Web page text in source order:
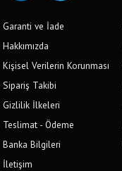
Garanti ve İade
Hakkımızda
Kişisel Verilerin Korunması
Sipariş Takibi
Gizlilik İlkeleri
Teslimat - Ödeme
Banka Bilgileri
İletişim